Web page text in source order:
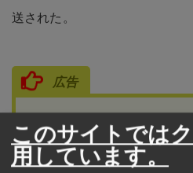
送された。
広告
このサイトでは
用しています。